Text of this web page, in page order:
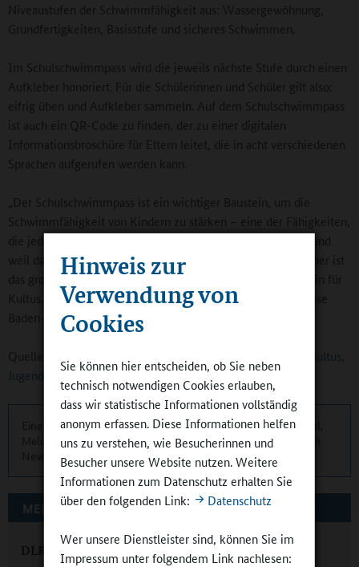
Hinweis zur
Verwendung von
Cookies
Sie können hier entscheiden, ob Sie neben
technisch notwendigen Cookies erlauben,
dass wir statistische Informationen vollständig
anonym erfassen. Diese Informationen helfen
uns zu verstehen, wie Besucherinnen und
Besucher unsere Website nutzen. Weitere
Informationen zum Datenschutz erhalten Sie
über den folgenden Link:
Datenschutz
Wer unsere Dienstleister sind, können Sie im
Impressum unter folgendem Link nachlesen:
Niveaustufen der Schwimmfähigkeit aus: Wassergewöhnung,
Grundfertigkeiten, Basisstufe und sicheres Schwimmen.
Im Schulschwimmpass wird die jeweils nächste Stufe durch einen
Aufkleber honoriert. Für die Schülerinnen und Schüler gilt also:
eifrig üben und Aufkleber sammeln. Auf dem Schulschwimmpass
ist auch ein QR-Code zu finden, der zu einer digitalen
Informationsbroschüre für Eltern leitet, die in acht verschiedenen
Sprachen aufgerufen werden kann.
„Der Schulschwimmpass ist ein wichtiger Baustein, um die
Schwimmfähigkeit von Kindern zu stärken – eine der Fähigkeiten,
die jede und jeder beherrschen sollte. Weil es Spaß macht und
weil das im Notfall auch Leben retten kann. Umso erfreulicher ist
das große Interesse daran“, sagt Theresa Schopper, Ministerin für
Kultus, Jugend und Sport. Die Aktion wird von der Unfallkasse
Baden-Württemberg (UKBW) unterstützt.
Quelle (vollständige Pressemitteilung):
Ministerium für Kultus,
Jugend und Sport Baden-Württemberg
Eine übersichtliche Kurzinformation über die aktuellen Artikel,
Meldungen und Termine finden Sie zweimonatlich in unserem
Newsletter.
Hier können Sie sich anmelden
MEHR ZUM THEMA AUF GANZTAGSSCHULEN.ORG
DLRG in der Ganztagsschule